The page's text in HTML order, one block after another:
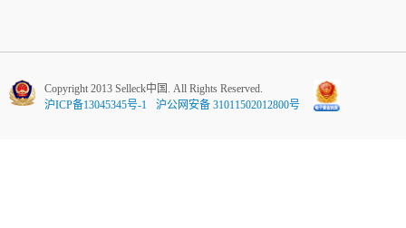
Copyright 2013 Selleck中国. All Rights Reserved.
沪ICP备13045345号-1
沪公网安备 31011502012800号